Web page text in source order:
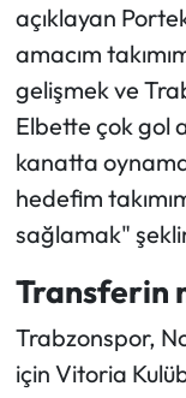
açıklayan
amacım
gelişmek ve
Elbette çok gol
kanatta
hedefim
sağlamak"
Transferin
Trabzonspor,
için Vitoria